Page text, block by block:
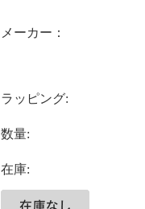
メーカー：
ラッピング:
数量:
在庫: